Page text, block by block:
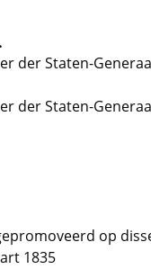
der Staten-
der Staten-
op
1835